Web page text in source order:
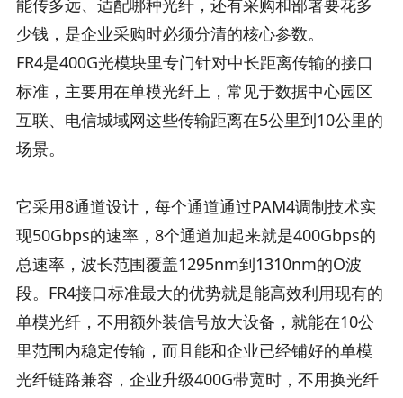
能传多远、适配哪种光纤，还有采购和部署要花多
少钱，是企业采购时必须分清的核心参数。
FR4是400G光模块里专门针对中长距离传输的接口
标准，主要用在单模光纤上，常见于数据中心园区
互联、电信城域网这些传输距离在5公里到10公里的
场景。
它采用8通道设计，每个通道通过PAM4调制技术实
现50Gbps的速率，8个通道加起来就是400Gbps的
总速率，波长范围覆盖1295nm到1310nm的O波
段。FR4接口标准最大的优势就是能高效利用现有的
单模光纤，不用额外装信号放大设备，就能在10公
里范围内稳定传输，而且能和企业已经铺好的单模
光纤链路兼容，企业升级400G带宽时，不用换光纤